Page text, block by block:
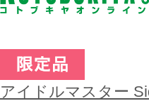
アイドルマスター